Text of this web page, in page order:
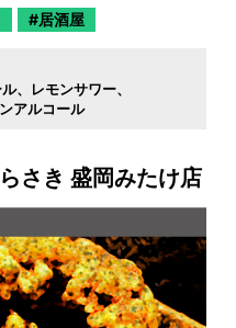
居酒屋
レモンサワー
アルコール
さき 盛岡みたけ店